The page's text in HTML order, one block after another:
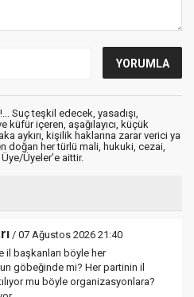
Suç teşkil edecek, yasadışı,
küfür içeren, aşağılayıcı, küçük
aykırı, kişilik haklarına zarar verici ya
doğan her türlü mali, hukuki, cezai,
Üyeler’e aittir.
/ 07 Ağustos 2026 21:40
il başkanları böyle her
göbeğinde mi? Her partinin il
mu böyle organizasyonlara?